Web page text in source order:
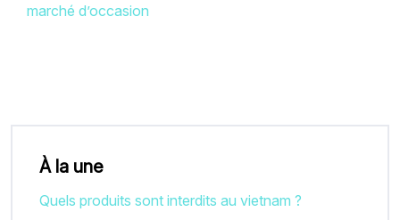
marché d’occasion
À la une
Quels produits sont interdits au vietnam ?